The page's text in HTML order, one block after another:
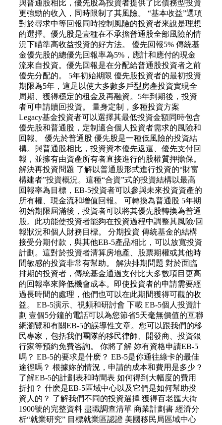
與普通股相比，優先股為投資者提供了比債務型投資
更強勁的收入，同時限制了其風險。 “基本收益”選項
對於尋求中等回報同時控制風險的投資者來說是理想
的選擇。優先股是壹種在不承擔普通股全部風險的情
況下瞄準高收益投資的好方法。 優先回報5% 傳統基
金優先股的總優先回報率為5%，應計和應付的現金
流來自投資。優先回報是在分配給普通股投資者之前
優先分配的。 5年初始期限 優先股投資者的最初投資
期限為5年，這足以使大多數多戶型房產投資實現全
周期、獲得穩定的租金及再融資。5年到期後，投資
者可申請贖回投資。 量身定制，多種投資方案
Legacy基金投資者可以選擇其最低投資金額同時包含
優先股和普通股，定制適合個人投資者需求的風險和
回報。 優先於普通股 優先股是一種低風險的投資結
構。與普通股相比，投資資本優先返還、優先支付回
報，並擁有由資產所有者直接進行的股權質押擔保。
解決再投資問題 了解以普通股形式進行投資的“財富
構建者”投資概況。這種“合資”式的投資結構以最高
回報率為目標，EB-5投資者可以參與未來投資資產的
所有權、現金流和增值回報。 可轉換為普通股 5年期
初始期限屆滿後，投資者可以將其優先股轉換為普通
股。此功能使投資者能夠在投資過程中調整其風險/回
報狀況和個人財務目標。 分期投資 傳統基金的結構
接受分期付款，與其他EB-5產品相比，可以放寬投資
計劃。這對於投資者清算房地產、股票期權或其他時
間敏感的投資非常有幫助。 解決排期問題 對於面臨
排期的投資者，傳統基金通過支付比大多數項目更高
的回報率來降低機會成本。即使投資者的申請需要經
過長時間的處理，他們也可以在此期間獲得可觀的收
益。 EB-5演示、視頻和研討會 下載 EB-5個人投資計
劃 壹個5分鐘的電話可以為您節省5天毫無價值的互聯
網瀏覽和有關EB-5的誤導性文章。您可以跟我們的移
民專家，包括我們團隊的移民律師、開發商、投資銀
行家等預約免費咨詢。 你將了解 妳有資格申請EB-5
嗎？ EB-5的要求是什麽？ EB-5是你通往綠卡的最佳
途徑嗎？ 根據妳的情況，申請的成本和費用是多少？
了解EB-5的計劃表和時間表 如何得到大幅度的費用
折扣？ 什麽是EB-5區域中心以及它們是如何幫助投
資人的？ 了解我們不同的投資選擇 獲得百老匯大街
1900號的完整資料 盡職調查清單 商業計劃書 經濟分
析“就業研究” 目標就業區認證 美國移民局區域中心